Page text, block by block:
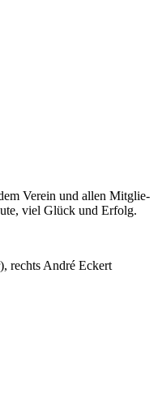
Verein und allen Mitglie­
viel Glück und Erfolg.
rechts André Eckert